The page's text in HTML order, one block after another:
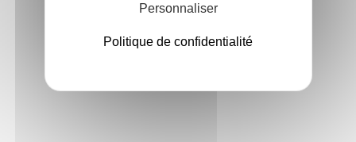
Personnaliser
Politique de confidentialité